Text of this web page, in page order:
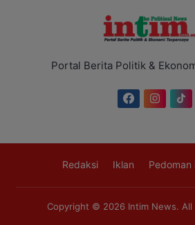
Portal Berita Politik &
Redaksi Iklan Pedoman
Copyright © 2026 Intim News. All